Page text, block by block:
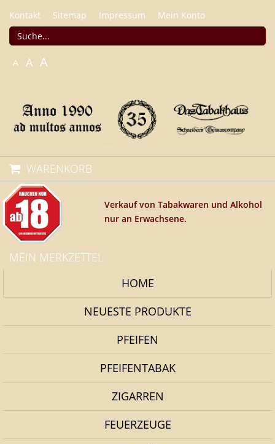
Kontakt Sitemap Impressum Mein Konto
A A A
WARENKORB
Verkauf von Tabakwaren und Alkohol
nur an Erwachsene.
MEIN MERKZETTEL
HOME
NEUESTE PRODUKTE
PFEIFEN
PFEIFENTABAK
ZIGARREN
FEUERZEUGE